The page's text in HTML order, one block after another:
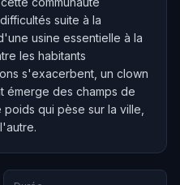
suite à la
usine essentielle à la
les habitants
s'exacerbent, un clown
émerge des champs de
qui pèse sur la ville,